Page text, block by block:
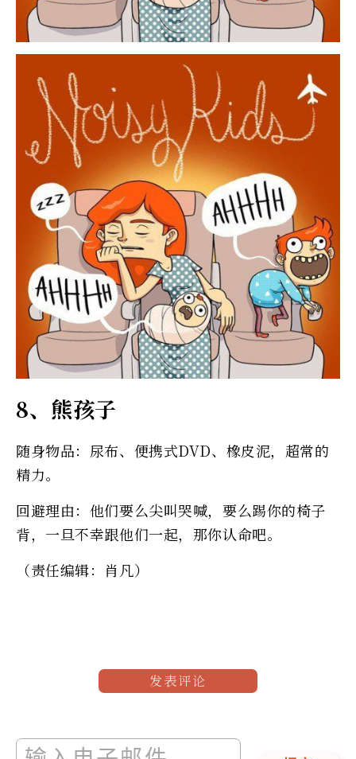
8、熊孩子
随身物品：尿布、便携式DVD、橡皮泥，超常的
精力。
回避理由：他们要么尖叫哭喊，要么踢你的椅子
背，一旦不幸跟他们一起，那你认命吧。
（责任编辑：肖凡）
发表评论